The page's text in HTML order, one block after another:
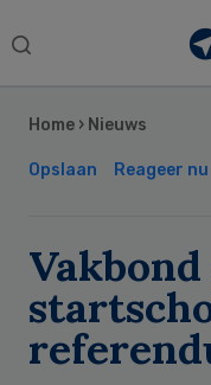
Search
Home › Nieuws
Opslaan Reageer nu
Sidebar